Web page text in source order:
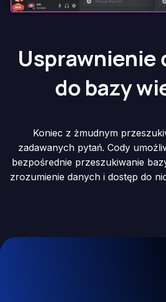
Usprawnienie
do bazy
Koniec z żmudnym
zadawanych pytań. Cody
bezpośrednie przeszukiwanie
zrozumienie danych i dostęp do